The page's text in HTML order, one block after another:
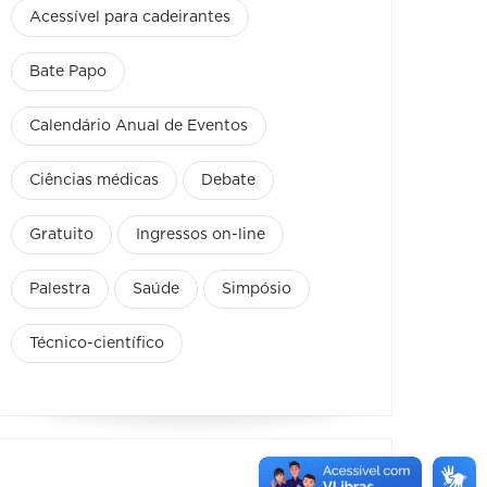
Acessível para cadeirantes
Bate Papo
Calendário Anual de Eventos
Ciências médicas Debate
Gratuito Ingressos on-line
Palestra Saúde Simpósio
Técnico-científico